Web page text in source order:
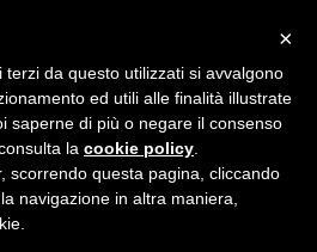
×
da questo utilizzati si avvalgono
ed utili alle finalità illustrate
saperne di più o negare il consenso
la cookie policy
scorrendo questa pagina, cliccando
navigazione in altra maniera,